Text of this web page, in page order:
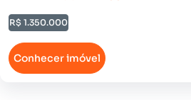
R$ 1.350.000
Conhecer imóvel